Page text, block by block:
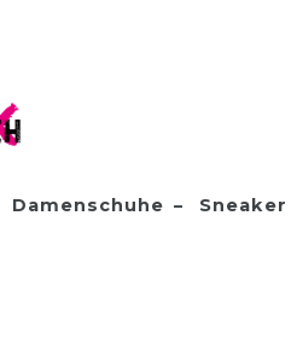
Damenschuhe Sneaker